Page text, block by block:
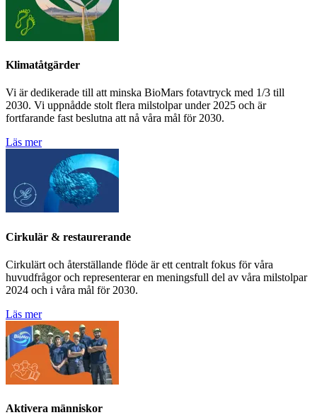
Klimatåtgärder
Vi är dedikerade till att minska BioMars fotavtryck med 1/3 till
2030. Vi uppnådde stolt flera milstolpar under 2025 och är
fortfarande fast beslutna att nå våra mål för 2030.
Läs mer
Cirkulär & restaurerande
Cirkulärt och återställande flöde är ett centralt fokus för våra
huvudfrågor och representerar en meningsfull del av våra milstolpar
2024 och i våra mål för 2030.
Läs mer
Aktivera människor